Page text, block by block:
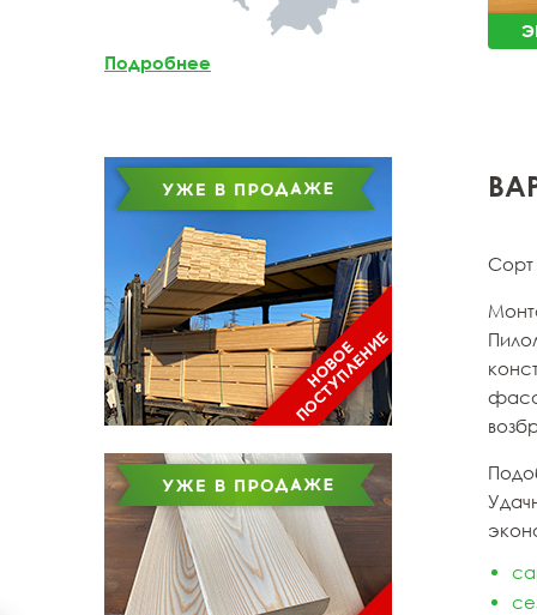
Мебельный щит из
Подробнее